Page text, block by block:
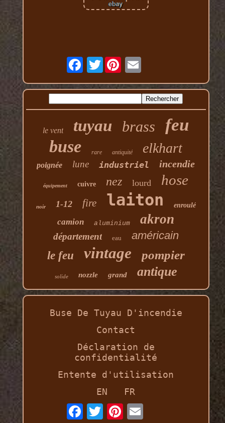
Twitter
le vent tuyau brass feu
buse rare antiquité elkhart
poignée lune industriel incendie
équipement cuivre nez lourd hose
noir 1-12 fire laiton enroulé
camion aluminium akron
département eau
américain
le feu
vintage pompier
solide nozzle grand antique
Buse De Tuyau D'incendie
Contact
Déclaration de
confidentialité
Entente d'utilisation
EN
FR